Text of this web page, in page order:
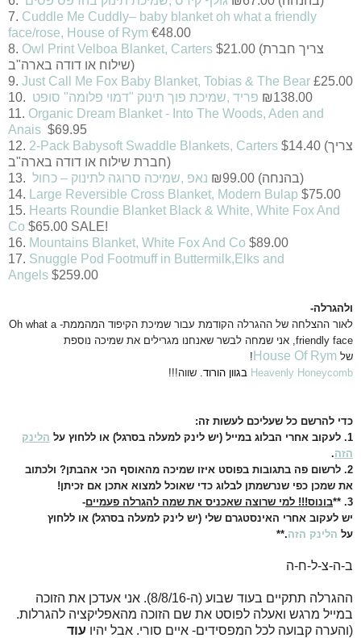
7. Cuddle Me Cuddly– baby blanket oh what a friendly
face/rose, House of Rym €48.00
8. Owl Print Velboa Blanket, Carters $21.00 (צריך חברת
שילוח או דודה בארה"ב)
9. Just Call Me Fox Baby Blanket, Tobias & The Bear £25.00
₪138.00 פריד ,שמיכת פוך תינוק "דמוי פלומה" סופט .10
11. Organic Dream Blanket - Into The Woods, Aden and
Anais $69.95
12. 2-Pack Babysoft Swaddle Blankets, Carters $14.40 (צריך
חברת שילוח או דודה בארה"ב)
(בהנחה)
₪99.00 נאפ ,שמיכה סרוגה לתינוק – כחול .13
14.
Large Reversible Cross Blanket, Modern Bulap $75.00
15. Hearts Roundie Blanket Black & White, White Fox And
Co $65.00 SALE!
16. Mountains Blanket, White Fox And Co $89.00
17. Snuggle Pod Footmuff in Buttermilk,Elks and
Angels $259.00
ולהגרלה-
לאור ההצלחה של ההגרלה הקודמת עבור שמיכת הקיפוד המהממת- Oh what a
friendly face, אני שמחה לבשר שאנחנו מגרילים את שמיכה נוספת
של House Of Rym
!
Heavenly Honeycomb בגוון הורוד. שווה!!!
כדי להרשם כל שעליכם לעשות זה:
1. לעקוב אחרי הבלוג במייל (יש לינק למעלה בסרגל) או ללחוץ על
הלינק
הזה.
2. לרשום פה בתגובות בפוסט איזו שמיכה מהאוסף הכי אהבתן? ולכתוב
את שמכן כפי שנרשמתן לבלוג כדי שאוכל למצוא אתכן אם זכיתן!
3.
**בונוס!!! למי שרוצה שאכניס את שמה להגרלה פעמיים-
יש לעקוב אחרי האינסטגרם שלי (יש לינק למעלה בסרגל) או ללחוץ
על הלינק הזה.**
ב-ה-צ-ל-ח-ה
ההגרלה תתקיים בעוד שבוע (ה-8/8/16). אני אעדכן את הזוכה
במייל מרגש ואעלה לפוסט את שם הזוכה מהאפליקציה להגרלות.
(והערה קבועה לכל המפסידים- איים סורי. אבל יהיו עוד